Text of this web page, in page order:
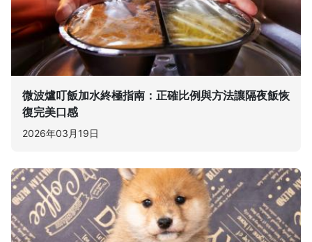
微波爐叮飯加水終極指南：正確比例與方法讓隔夜飯恢
復完美口感
2026年03月19日